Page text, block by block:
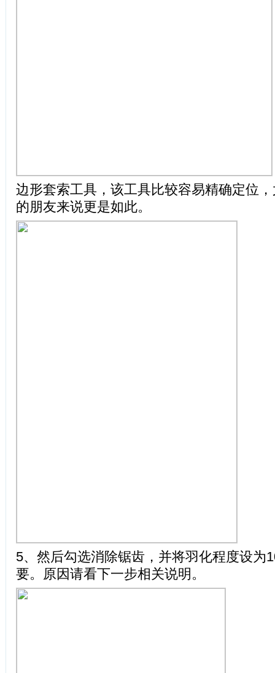
边形套索工具，该工具比较容易精确定位
的朋友来说更是如此。
5、然后勾选消除锯齿，并将羽化程度设为
要。原因请看下一步相关说明。